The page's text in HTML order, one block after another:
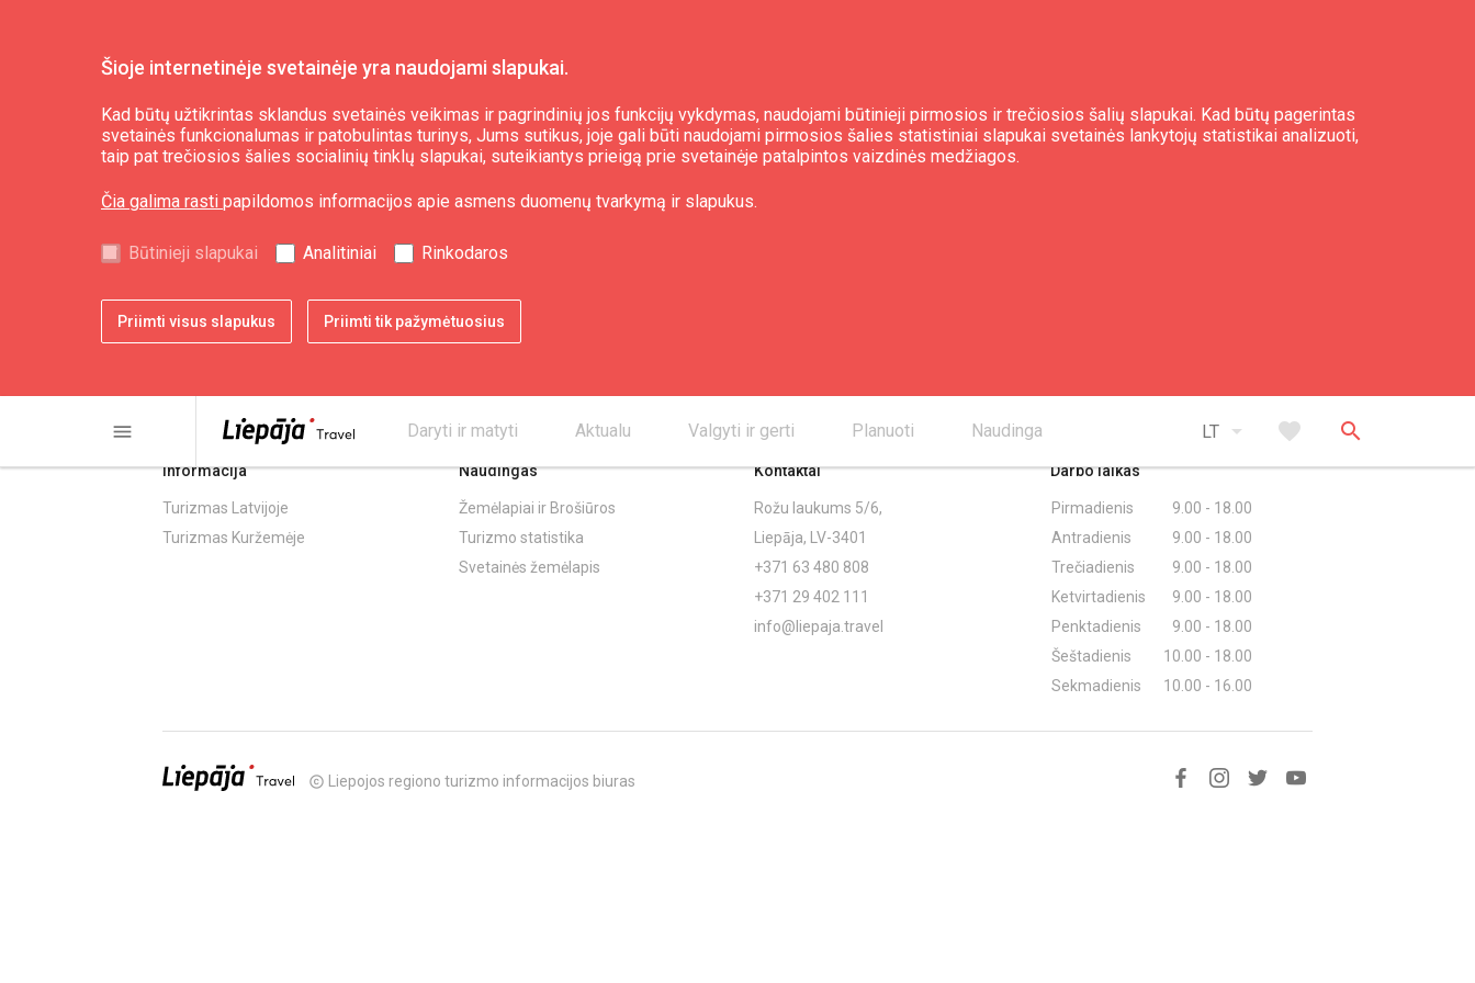
Šioje internetinėje svetainėje yra naudojami slapukai.
Kad būtų užtikrintas sklandus svetainės veikimas ir pagrindinių jos funkcijų vykdymas, naudojami būtinieji pirmosios ir trečiosios šalių slapukai. Kad būtų pagerintas
svetainės funkcionalumas ir patobulintas turinys, Jums sutikus, joje gali būti naudojami pirmosios šalies statistiniai slapukai svetainės lankytojų statistikai analizuoti,
taip pat trečiosios šalies socialinių tinklų slapukai, suteikiantys prieigą prie svetainėje patalpintos vaizdinės medžiagos.
Čia galima rasti papildomos informacijos apie asmens duomenų tvarkymą ir slapukus.
Būtinieji slapukai Analitiniai Rinkodaros
Priimti visus slapukus Priimti tik pažymėtuosius
menu Daryti ir matyti Aktualu Valgyti ir gerti Planuoti Naudinga LT arrow_drop_down favorite search
Informacija
Turizmas Latvijoje
Turizmas Kuržemėje
Naudingas
Žemėlapiai ir Brošiūros
Turizmo statistika
Svetainės žemėlapis
Kontaktai
Rožu laukums 5/6,
Liepāja, LV-3401
+371 63 480 808
+371 29 402 111
info@liepaja.travel
Darbo laikas
Pirmadienis
9.00 - 18.00
Antradienis
9.00 - 18.00
Trečiadienis
9.00 - 18.00
Ketvirtadienis
9.00 - 18.00
Penktadienis
9.00 - 18.00
Šeštadienis
10.00 - 18.00
Sekmadienis
10.00 - 16.00
copyright Liepojos regiono turizmo informacijos biuras